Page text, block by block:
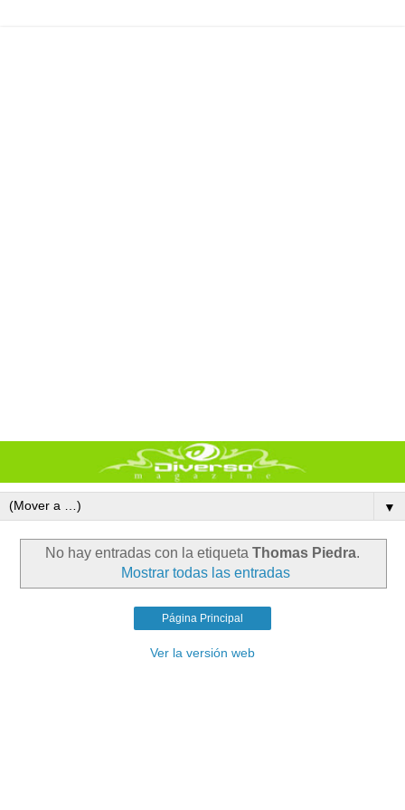
▼
No hay entradas con la etiqueta Thomas Piedra.
Mostrar todas las entradas
Página Principal
Ver la versión web